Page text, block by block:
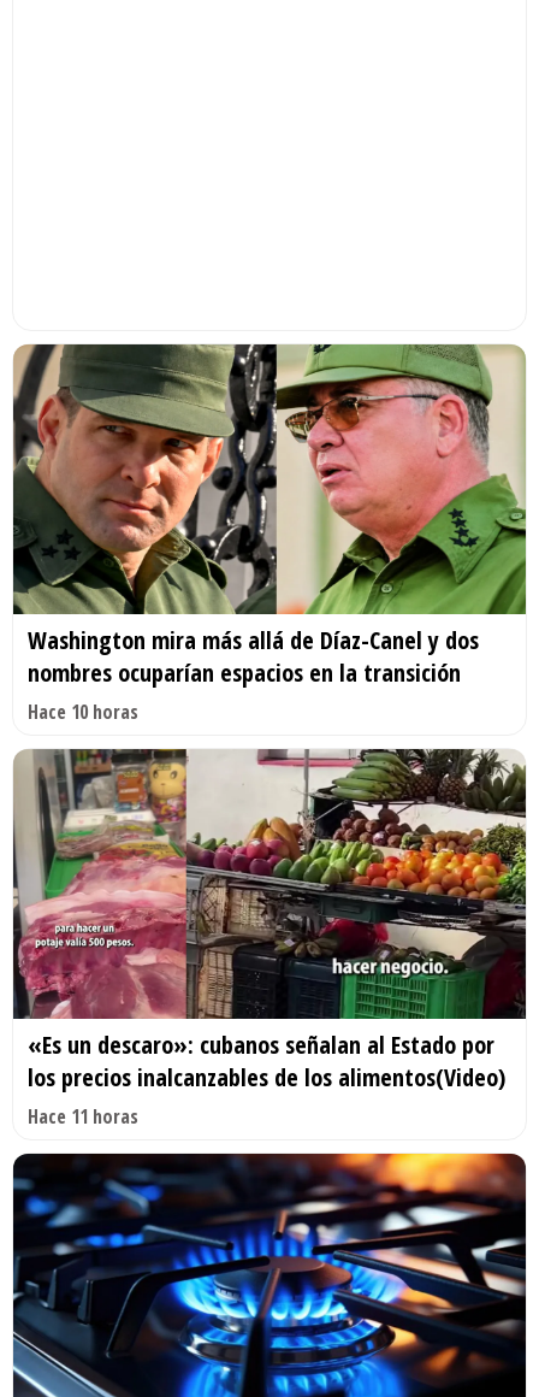
Washington mira más allá de Díaz-Canel y dos
nombres ocuparían espacios en la transición
Hace 10 horas
«Es un descaro»: cubanos señalan al Estado por
los precios inalcanzables de los alimentos(Video)
Hace 11 horas